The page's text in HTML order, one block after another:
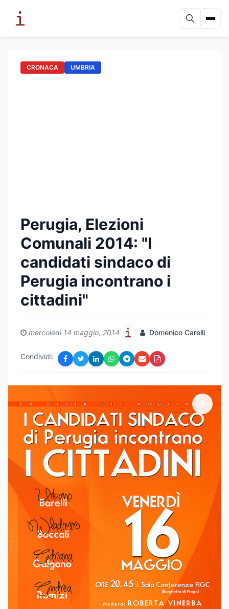
CRONACA UMBRIA
Perugia, Elezioni
Comunali 2014: "I
candidati sindaco di
Perugia incontrano i
cittadini"
mercoledì 14 maggio, 2014 Domenico Carelli
Condividi: